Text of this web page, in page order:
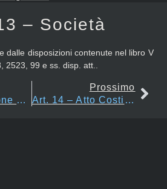
– Società
dalle disposizioni contenute nel libro V
2523, 99 e ss. disp. att..
Art. 12 – Persone Giuridiche Private
Prossimo
Art. 14 – Atto Costitutivo